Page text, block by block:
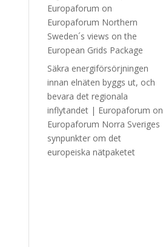
Europaforum on
Europaforum Northern
Sweden´s views on the
European Grids Package
Säkra energiförsörjningen
innan elnäten byggs ut, och
bevara det regionala
inflytandet | Europaforum on
Europaforum Norra Sveriges
synpunkter om det
europeiska nätpaketet